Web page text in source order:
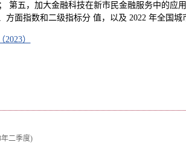
第五，加大金融科技在新市民金融服务中的应
面指数和二级指标分 值，以及 2022 年全国城
）
二季度)